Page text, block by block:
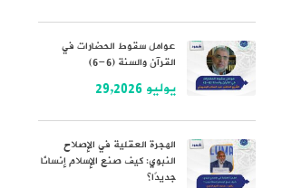
عوامل سقوط الحضارات في
القرآن والسنة (6-6)
يوليو 29,2026
الهجرة العقلية في الإصلاح
النبوي: كيف صنع الإسلام إنسانًا
جديدًا؟